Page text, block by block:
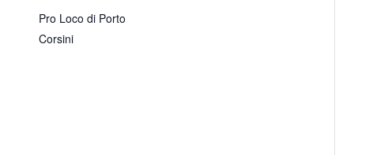
Pro Loco di Porto
Corsini